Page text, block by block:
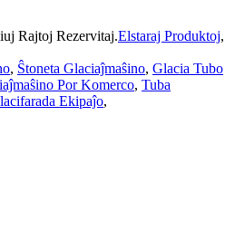
Rajtoj Rezervitaj.Elstaraj Produktoj,
, Ŝtoneta Glaciaĵmaŝino, Glacia Tubo
Por Komerco, Tuba
Ekipaĵo,